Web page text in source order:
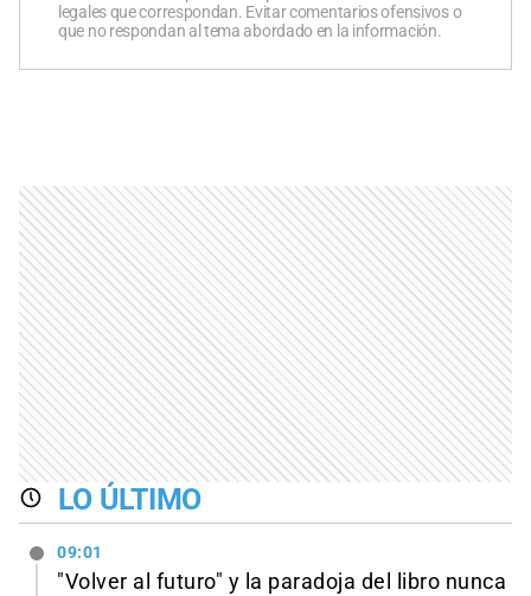
legales que correspondan. Evitar comentarios ofensivos o
que no respondan al tema abordado en la información.
LO ÚLTIMO
09:01
"Volver al futuro" y la paradoja del libro nunca